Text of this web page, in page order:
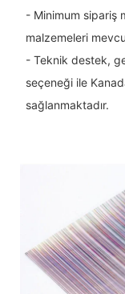
- Minimum sipariş
malzemeleri
- Teknik destek,
seçeneği ile
sağlanmaktadır.